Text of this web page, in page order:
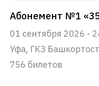
01 сентября 2026 -
Уфа, ГКЗ
756 билетов